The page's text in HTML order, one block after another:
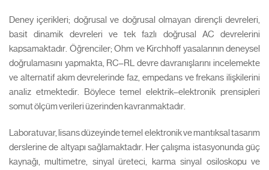
Deney içerikleri; doğrusal ve doğrusal olmayan dirençli devreleri,
basit dinamik devreleri ve tek fazlı doğrusal AC devrelerini
kapsamaktadır. Öğrenciler; Ohm ve Kirchhoff yasalarının deneysel
doğrulamasını yapmakta, RC–RL devre davranışlarını incelemekte
ve alternatif akım devrelerinde faz, empedans ve frekans ilişkilerini
analiz etmektedir. Böylece temel elektrik–elektronik prensipleri
somut ölçüm verileri üzerinden kavranmaktadır.
Laboratuvar, lisans düzeyinde temel elektronik ve mantıksal tasarım
derslerine de altyapı sağlamaktadır. Her çalışma istasyonunda güç
kaynağı, multimetre, sinyal üreteci, karma sinyal osiloskopu ve